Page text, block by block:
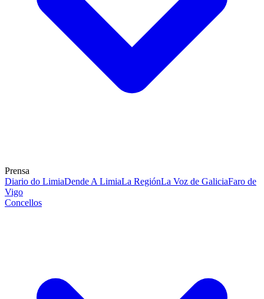
Prensa
Diario do LimiaDende A LimiaLa RegiónLa Voz de GaliciaFaro de
Vigo
Concellos